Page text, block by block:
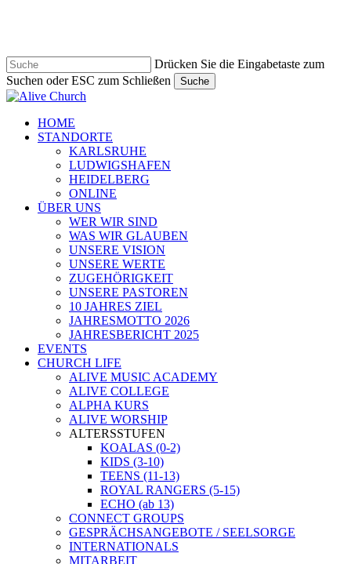
Drücken Sie die Eingabetaste zum
Suchen oder ESC zum Schließen
Suche
Suche
Navigationsmenü
HOME
STANDORTE
KARLSRUHE
LUDWIGSHAFEN
HEIDELBERG
ONLINE
ÜBER UNS
WER WIR SIND
WAS WIR GLAUBEN
UNSERE VISION
UNSERE WERTE
ZUGEHÖRIGKEIT
UNSERE PASTOREN
10 JAHRES ZIEL
JAHRESMOTTO 2026
JAHRESBERICHT 2025
EVENTS
CHURCH LIFE
ALIVE MUSIC ACADEMY
ALIVE COLLEGE
ALPHA KURS
ALIVE WORSHIP
ALTERSSTUFEN
KOALAS (0-2)
KIDS (3-10)
TEENS (11-13)
ROYAL RANGERS (5-15)
ECHO (ab 13)
CONNECT GROUPS
GESPRÄCHSANGEBOTE / SEELSORGE
INTERNATIONALS
MITARBEIT